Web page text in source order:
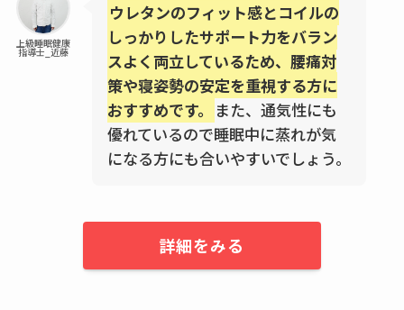
上級睡眠健康
指導士_近藤
ウレタンのフィット感とコイルの
しっかりしたサポート力をバラン
スよく両立しているため、腰痛対
策や寝姿勢の安定を重視する方に
おすすめです。 また、通気性にも
優れているので睡眠中に蒸れが気
になる方にも合いやすいでしょう。
詳細をみる